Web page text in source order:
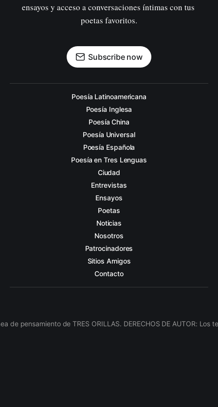
ensayos y acceso a conversaciones íntimas con tus
poetas favoritos.
Subscribe now
Poesía Latinoamericana
Poesía Inglesa
Poesía China
Poesía Universal
Poesía Española
Poesía en Tres Lenguas
Ciudad
Entrevistas
Ensayos
Poetas
Noticias
Nosotros
Patrocinadores
Sitios Amigos
Contacto
pensamiento de TRES ORILLAS. DERECHOS DE